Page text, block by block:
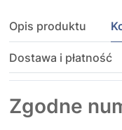
Opis produktu
Dostawa i płatność
Zgodne